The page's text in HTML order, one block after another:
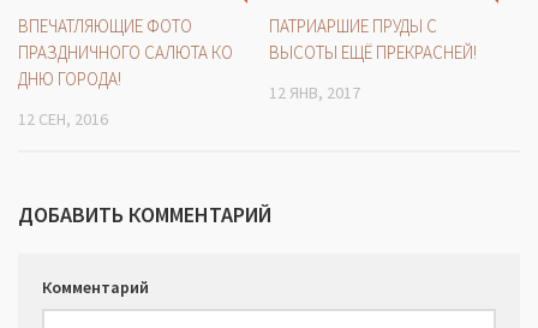
ВПЕЧАТЛЯЮЩИЕ ФОТО
ПРАЗДНИЧНОГО САЛЮТА КО
ДНЮ ГОРОДА!
12 СЕН, 2016
ПАТРИАРШИЕ ПРУДЫ С
ВЫСОТЫ ЕЩЁ ПРЕКРАСНЕЙ!
12 ЯНВ, 2017
ДОБАВИТЬ КОММЕНТАРИЙ
Комментарий